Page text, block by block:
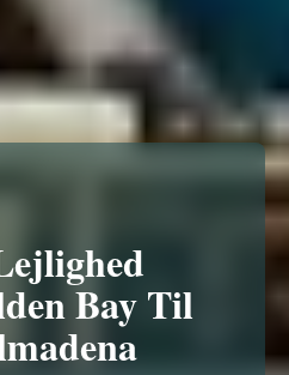
Bay Til